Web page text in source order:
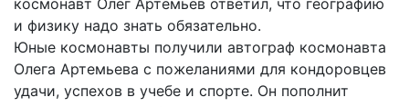
и физику надо знать обязательно.
Юные космонавты получили автограф космонавта
Олега Артемьева с пожеланиями для кондоровцев
удачи, успехов в учебе и спорте. Он пополнит